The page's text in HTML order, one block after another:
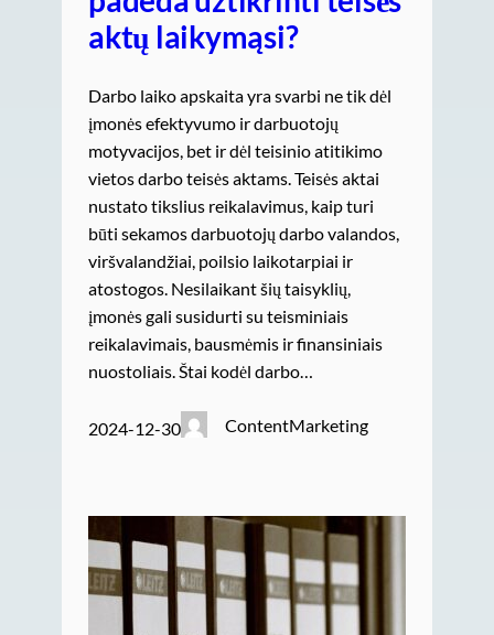
aktų laikymąsi?
Darbo laiko apskaita yra svarbi ne tik dėl
įmonės efektyvumo ir darbuotojų
motyvacijos, bet ir dėl teisinio atitikimo
vietos darbo teisės aktams. Teisės aktai
nustato tikslius reikalavimus, kaip turi
būti sekamos darbuotojų darbo valandos,
viršvalandžiai, poilsio laikotarpiai ir
atostogos. Nesilaikant šių taisyklių,
įmonės gali susidurti su teisminiais
reikalavimais, bausmėmis ir finansiniais
nuostoliais. Štai kodėl darbo…
2024-12-30 ContentMarketing